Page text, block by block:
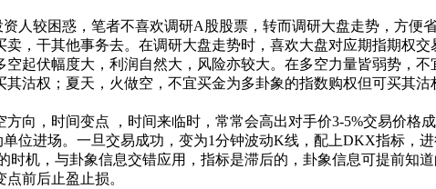
人较困惑，笔者不喜欢调研A股股票，转而调研大盘走势，方便
，干其他事务去。在调研大盘走势时，喜欢大盘对应期指期权
起伏幅度大，利润自然大，风险亦较大。在多空力量皆弱势，
沽权；夏天，火做空，不宜买金为多卦象的指数购权但可买其
向，时间变点 ，时间来临时，常常会高出对手价3-5%交易价格
位进场。一旦交易成功，变为1分钟波动K线，配上DKX指标，
机，与卦象信息交错应用，指标是滞后的，卦象信息可提前知
前后止盈止损。